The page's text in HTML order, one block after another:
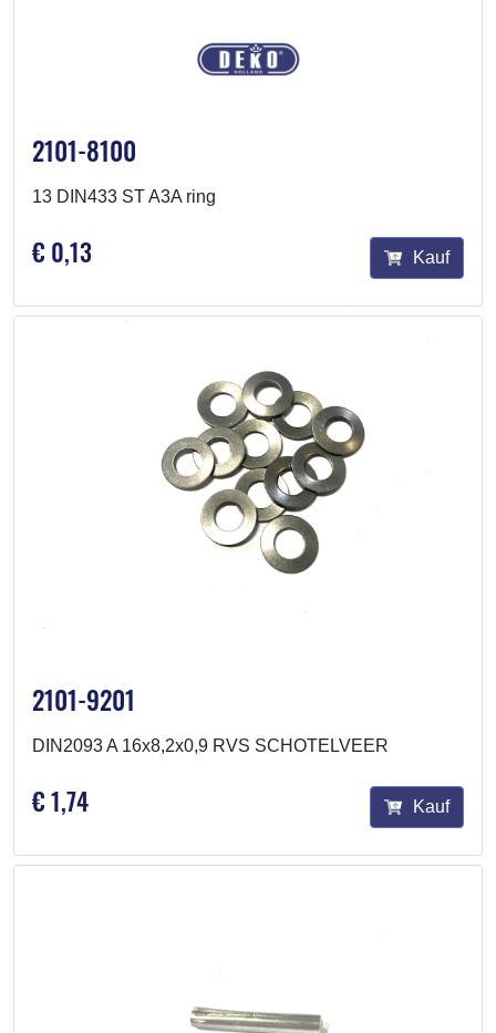
2101-8100
13 DIN433 ST A3A ring
€ 0,13 Kauf
2101-9201
DIN2093 A 16x8,2x0,9 RVS SCHOTELVEER
€ 1,74 Kauf